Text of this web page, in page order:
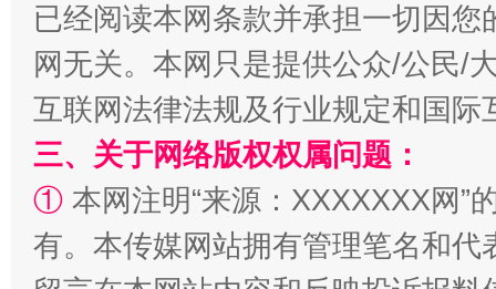
阿坝州三大球赛在茂县开幕 规模
已经阅读本网条款并承担一切因
网无关。本网只是提供公众/公民/
互联网法律法规及行业规定和国
三、关于网络版权权属问题：
① 本网注明“来源：XXXXXXX网”
有。本传媒网站拥有管理笔名和